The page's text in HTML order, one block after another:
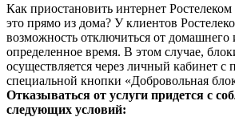
Как приостановить интернет
это прямо из дома? У клиентов
возможность отключиться от домашнего
определенное время. В этом случае,
осуществляется через личный кабинет
специальной кнопки «Добровольная
Отказываться от услуги придется с
следующих условий: